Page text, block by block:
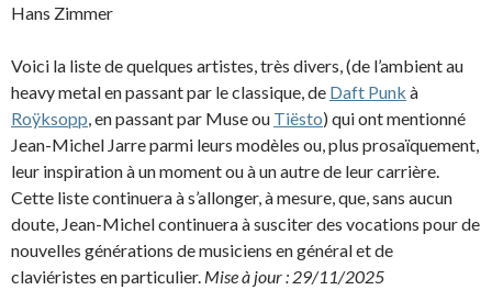
Hans Zimmer
Voici la liste de quelques artistes, très divers, (de l’ambient au
heavy metal en passant par le classique, de Daft Punk à
Roÿksopp , en passant par Muse ou Tiësto) qui ont mentionné
Jean-Michel Jarre parmi leurs modèles ou, plus prosaïquement,
leur inspiration à un moment ou à un autre de leur carrière.
Cette liste continuera à s’allonger, à mesure, que, sans aucun
doute, Jean-Michel continuera à susciter des vocations pour de
nouvelles générations de musiciens en général et de
claviéristes en particulier. Mise à jour : 29/11/2025